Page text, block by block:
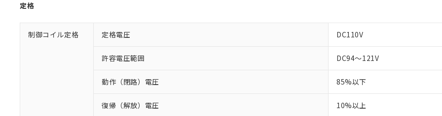
定格
制御コイル定格 定格電圧 DC110V
許容電圧範囲 DC94～121V
動作（閉路）電圧 85%以下
復帰（解放）電圧 10%以上